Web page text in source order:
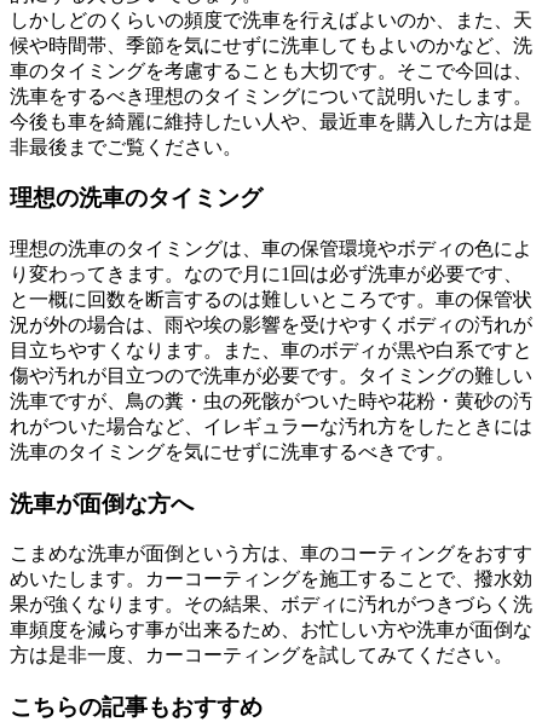
しかしどのくらいの頻度で洗車を行えばよいのか、また、天
候や時間帯、季節を気にせずに洗車してもよいのかなど、洗
車のタイミングを考慮することも大切です。そこで今回は、
洗車をするべき理想のタイミングについて説明いたします。
今後も車を綺麗に維持したい人や、最近車を購入した方は是
非最後までご覧ください。
理想の洗車のタイミング
理想の洗車のタイミングは、車の保管環境やボディの色によ
り変わってきます。なので月に1回は必ず洗車が必要です、
と一概に回数を断言するのは難しいところです。車の保管状
況が外の場合は、雨や埃の影響を受けやすくボディの汚れが
目立ちやすくなります。また、車のボディが黒や白系ですと
傷や汚れが目立つので洗車が必要です。タイミングの難しい
洗車ですが、鳥の糞・虫の死骸がついた時や花粉・黄砂の汚
れがついた場合など、イレギュラーな汚れ方をしたときには
洗車のタイミングを気にせずに洗車するべきです。
洗車が面倒な方へ
こまめな洗車が面倒という方は、車のコーティングをおすす
めいたします。カーコーティングを施工することで、撥水効
果が強くなります。その結果、ボディに汚れがつきづらく洗
車頻度を減らす事が出来るため、お忙しい方や洗車が面倒な
方は是非一度、カーコーティングを試してみてください。
こちらの記事もおすすめ